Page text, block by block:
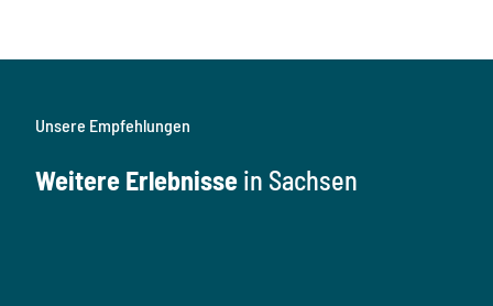
Unsere Empfehlungen
Weitere Erlebnisse in Sachsen